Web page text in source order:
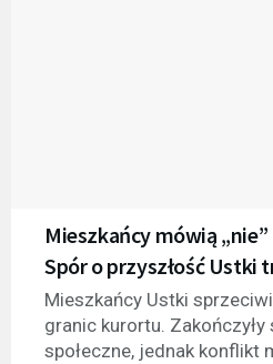
Mieszkańcy mówią
Spór o przyszłość Ustki
Mieszkańcy Ustki
granic kurortu.
społeczne, jednak konflikt